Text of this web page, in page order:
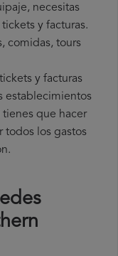
necesitas
y facturas.
comidas, tours
y facturas
establecimientos
tienes que hacer
todos los gastos